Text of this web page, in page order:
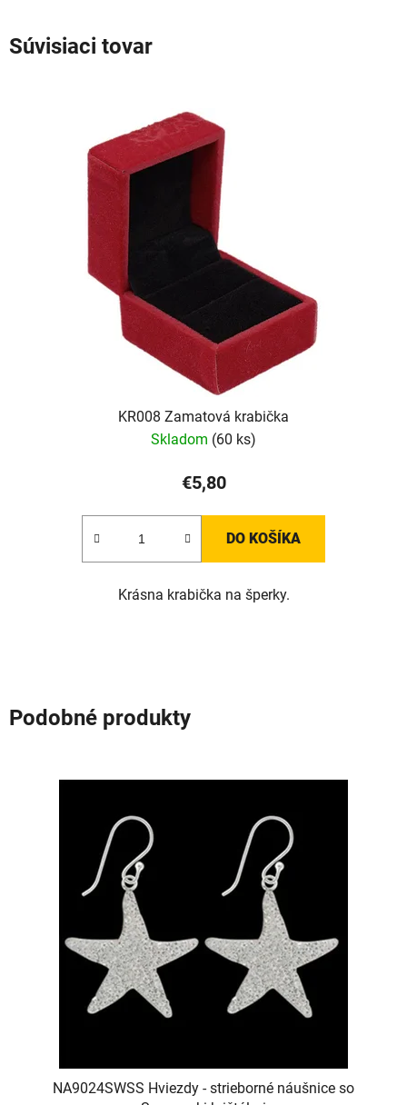
Súvisiaci tovar
KR008 Zamatová krabička
Skladom (60 ks)
€5,80
DO KOŠÍKA
Krásna krabička na šperky.
Podobné produkty
NA9024SWSS Hviezdy - strieborné náušnice so